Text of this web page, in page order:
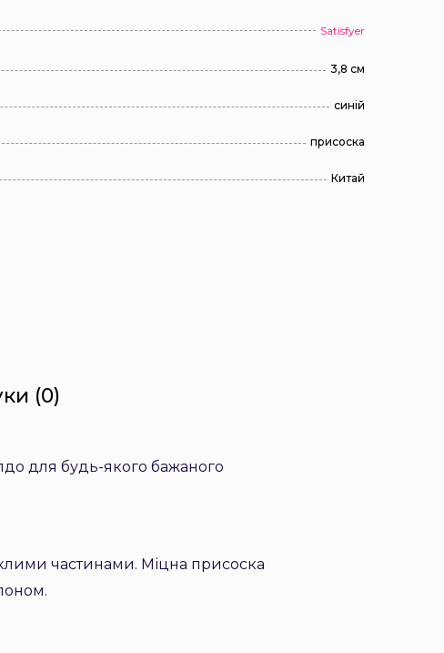
Satisfyer
3,8 см
синій
присоска
Китай
(0)
для будь-якого бажаного
частинами. Міцна присоска